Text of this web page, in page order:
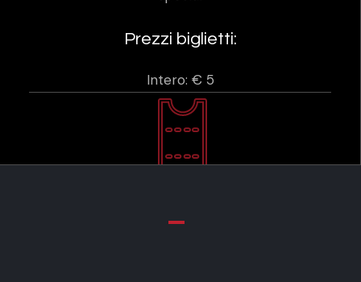
Prezzi biglietti:
Intero: € 5